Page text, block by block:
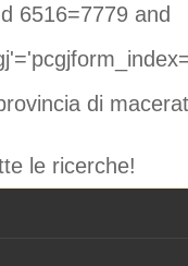
6516=7779 and
di
le ricerche!